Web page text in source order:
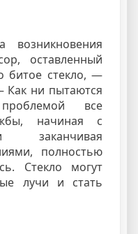
оставленный
битое стекло, —
Как ни пытаются
все
начиная с
заканчивая
полностью
Стекло могут
лучи и стать